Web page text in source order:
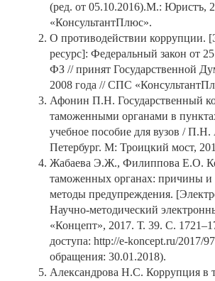
(ред. от 05.10.2016).М.: Юристъ,
«КонсультантПлюс».
О противодействии коррупции.
ресурс]: Федеральный закон от
ФЗ // принят Государственной
2008 года // СПС
Афонин П.Н. Государственный
таможенными органами в
учебное пособие для вузов /
Петербург. М: Троицкий мост,
Жабаева Э.Ж., Филиппова Е.О.
таможенных органах: причины
методы предупреждения.
Научно-методический
«Концепт», 2017. Т. 39. С.
доступа: http://e-koncept.ru/2017/
обращения: 30.01.2018).
Александрова Н.С. Коррупция в